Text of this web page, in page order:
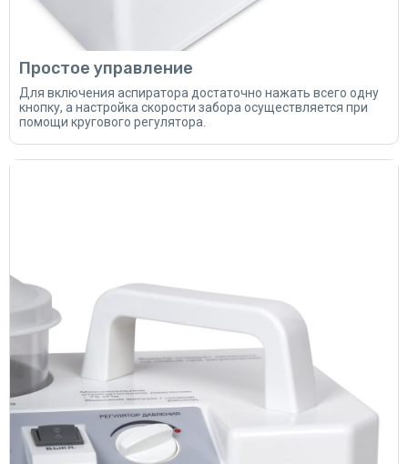
Простое управление
Для включения аспиратора достаточно нажать всего одну
кнопку, а настройка скорости забора осуществляется при
помощи кругового регулятора.